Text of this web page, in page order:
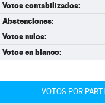
Votos contabilizados:
Abstenciones:
Votos nulos:
Votos en blanco:
VOTOS POR